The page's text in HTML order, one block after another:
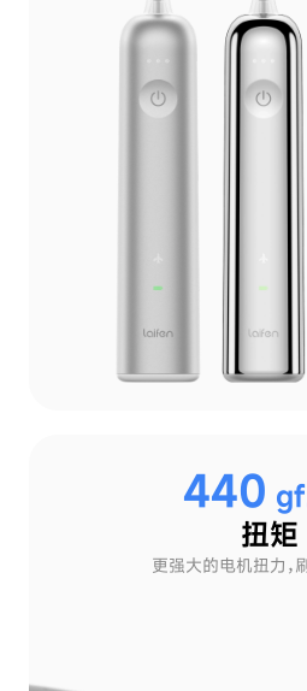
440
扭矩
更强大的电机扭力，